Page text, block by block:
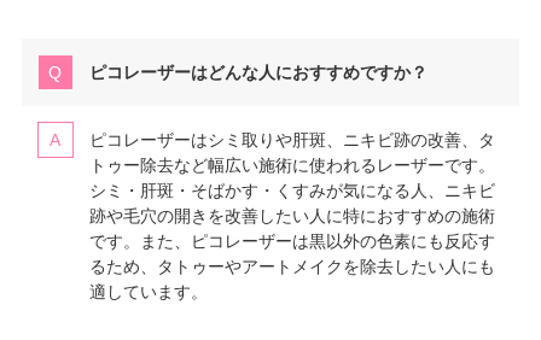
ピコレーザーはどんな人におすすめですか？
ピコレーザーはシミ取りや肝斑、ニキビ跡の改善、タ
トゥー除去など幅広い施術に使われるレーザーです。
シミ・肝斑・そばかす・くすみが気になる人、ニキビ
跡や毛穴の開きを改善したい人に特におすすめの施術
です。また、ピコレーザーは黒以外の色素にも反応す
るため、タトゥーやアートメイクを除去したい人にも
適しています。